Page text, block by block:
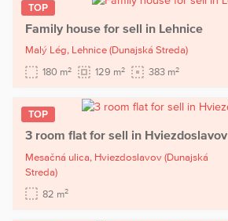
TOP
Family house for sell in Lehnice
Malý Lég, Lehnice (Dunajská Streda)
180 m2 129 m2 383 m2
TOP
3 room flat for sell in Hviezdoslavov
Mesačná ulica, Hviezdoslavov (Dunajská
Streda)
82 m2